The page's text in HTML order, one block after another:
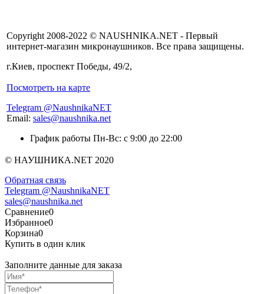
Copyright 2008-2022 © NAUSHNIKA.NET - Первый
интернет-магазин микронаушников. Все права защищены.
г.Киев, проспект Победы, 49/2,
Посмотреть на карте
Telegram @NaushnikaNET
Email: sales@naushnika.net
График работы Пн-Вс: с 9:00 до 22:00
© НАУШНИКА.NET 2020
Обратная связь
Telegram @NaushnikaNET
sales@naushnika.net
Сравнение0
Избранное0
Корзина0
Купить в один клик
Заполните данные для заказа